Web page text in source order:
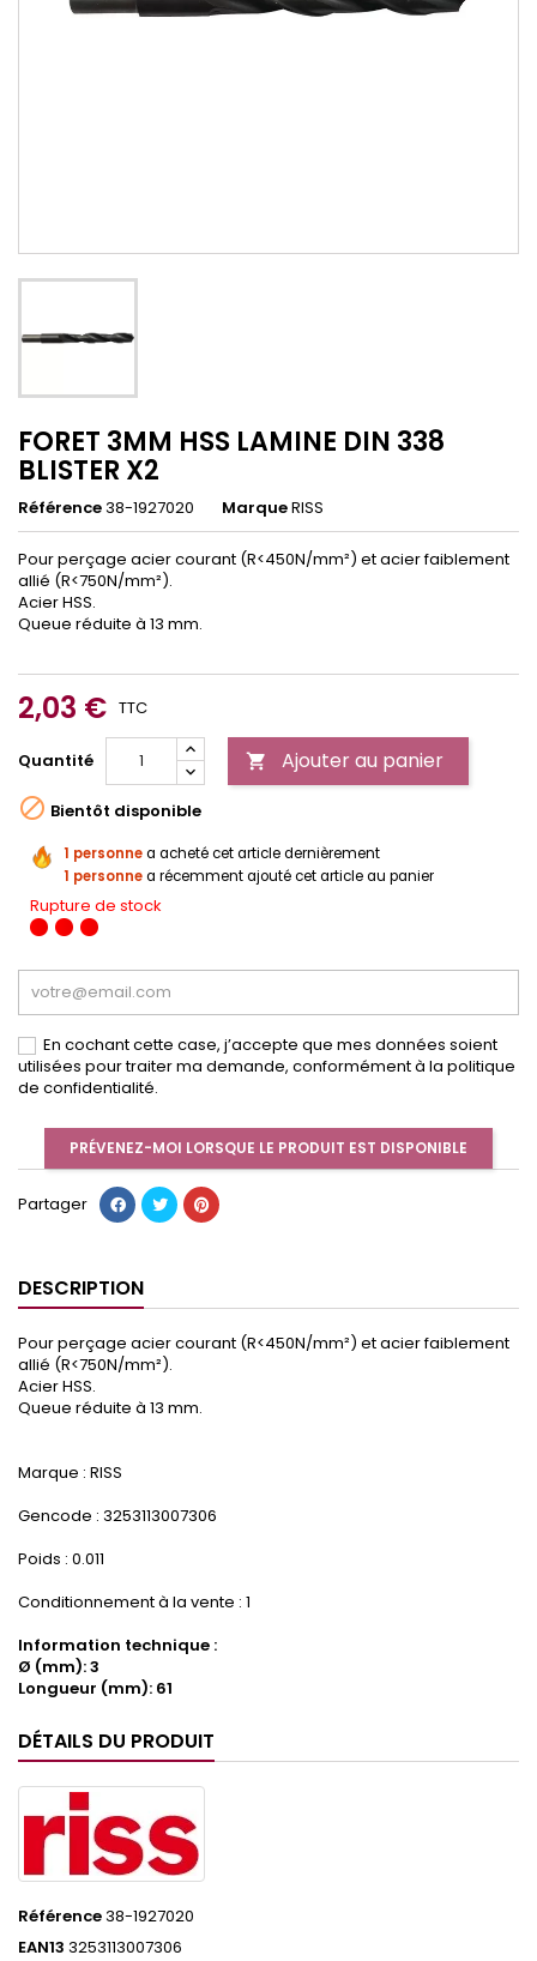
FORET 3MM HSS LAMINE DIN 338
BLISTER X2
Référence38-1927020 MarqueRISS
Pour perçage acier courant (R<450N/mm²) et acier faiblement
allié (R<750N/mm²).
Acier HSS.
Queue réduite à 13 mm.
2,03 € TTC
Quantité  Ajouter au panier
 Bientôt disponible
1 personnea acheté cet article dernièrement
1 personnea récemment ajouté cet article au panier
Rupture de stock
En cochant cette case, j’accepte que mes données soient
utilisées pour traiter ma demande, conformément à la politique
de confidentialité.
PRÉVENEZ-MOI LORSQUE LE PRODUIT EST DISPONIBLE
Partager
DESCRIPTION
Pour perçage acier courant (R<450N/mm²) et acier faiblement
allié (R<750N/mm²).
Acier HSS.
Queue réduite à 13 mm.
Marque : RISS
Gencode : 3253113007306
Poids : 0.011
Conditionnement à la vente : 1
Information technique :
Ø (mm): 3
Longueur (mm): 61
DÉTAILS DU PRODUIT
Référence38-1927020
EAN13 3253113007306